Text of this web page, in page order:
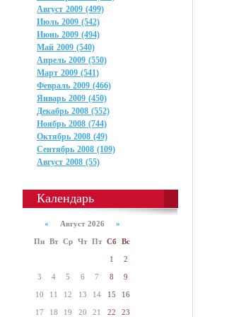
Август 2009 (499)
Июль 2009 (542)
Июнь 2009 (494)
Май 2009 (540)
Апрель 2009 (550)
Март 2009 (541)
Февраль 2009 (466)
Январь 2009 (450)
Декабрь 2008 (552)
Ноябрь 2008 (744)
Октябрь 2008 (49)
Сентябрь 2008 (109)
Август 2008 (55)
Календарь
« Август 2026 »
Пн Вт Ср Чт Пт Сб Вс
1 2
3 4 5 6 7 8 9
10 11 12 13 14 15 16
17 18 19 20 21 22 23